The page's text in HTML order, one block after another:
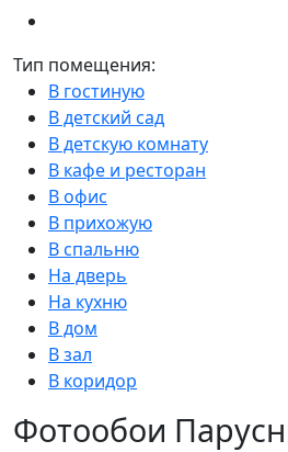
Тип помещения:
В гостиную
В детский сад
В детскую комнату
В кафе и ресторан
В офис
В прихожую
В спальню
На дверь
На кухню
В дом
В зал
В коридор
Фотообои